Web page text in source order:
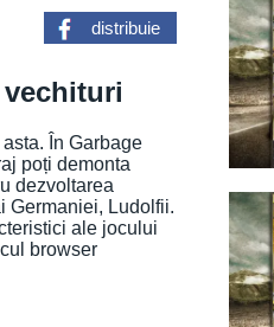
distribuie
vechituri
În Garbage
poți demonta
dezvoltarea
Germaniei, Ludolfii.
ale jocului
browser